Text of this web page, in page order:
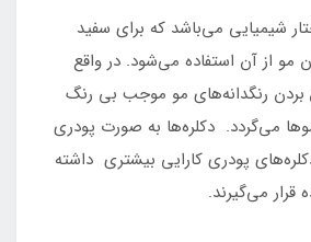
شیمیایی می‌باشد که برای سفید
مو از آن استفاده می‌شود. در واقع
بردن رنگدانه‌های مو موجب بی رنگ
می‌گردد. دکلره‌ها به صورت پودری
پودری کارایی بیشتری داشته
قرار می‌گیرند.